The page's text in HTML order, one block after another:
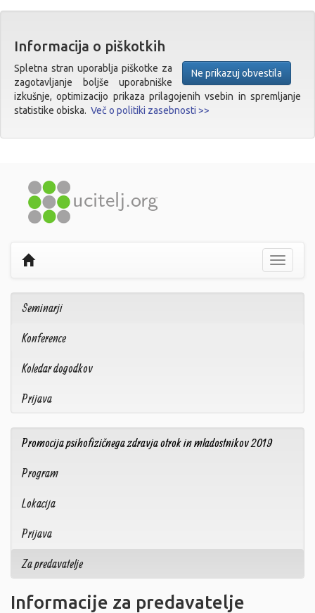
Informacija o piškotkih
Ne prikazuj obvestila
Spletna stran uporablja piškotke za
zagotavljanje boljše uporabniške
izkušnje, optimizacijo prikaza prilagojenih vsebin in spremljanje
statistike obiska. Več o politiki zasebnosti >>
Prikaži
Seminarji
Konference
Koledar dogodkov
Prijava
Promocija psihofizičnega zdravja otrok in mladostnikov 2019
Program
Lokacija
Prijava
Za predavatelje
Informacije za predavatelje